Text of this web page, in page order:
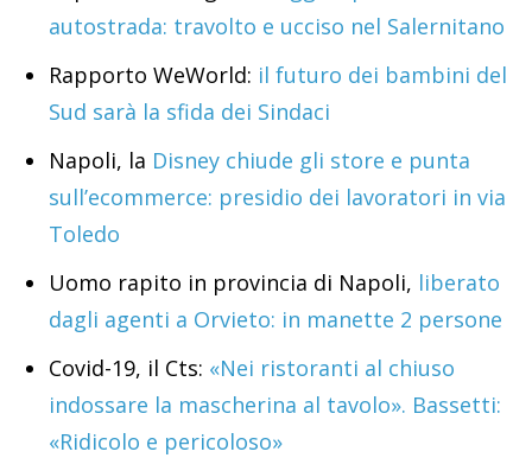
autostrada: travolto e ucciso nel Salernitano
Rapporto WeWorld: il futuro dei bambini del
Sud sarà la sfida dei Sindaci
Napoli, la Disney chiude gli store e punta
sull’ecommerce: presidio dei lavoratori in via
Toledo
Uomo rapito in provincia di Napoli, liberato
dagli agenti a Orvieto: in manette 2 persone
Covid-19, il Cts: «Nei ristoranti al chiuso
indossare la mascherina al tavolo». Bassetti:
«Ridicolo e pericoloso»